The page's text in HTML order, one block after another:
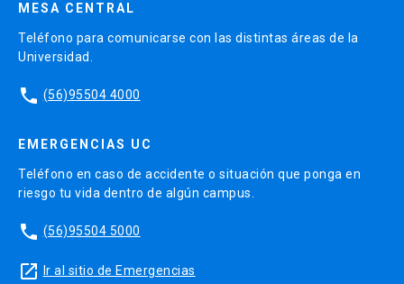
MESA CENTRAL
Teléfono para comunicarse con las distintas áreas de la
Universidad.
phone (56)95504 4000
EMERGENCIAS UC
Teléfono en caso de accidente o situación que ponga en
riesgo tu vida dentro de algún campus.
phone (56)95504 5000
launch Ir al sitio de Emergencias